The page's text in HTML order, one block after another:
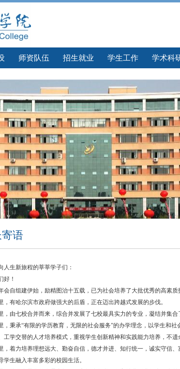
师资队伍 招生就业 学生工作 学术科
语
人生新旅程的莘莘学子们：
！
自组建伊始，励精图治十五载，已为社会培养了大批优秀的高素质
有哈尔滨市政府做强大的后盾，正在迈出跨越式发展的步伐。
由七校合并而来，综合并发展了七校最具实力的专业，凝结并集合
秉承“有限的学历教育，无限的社会服务”的办学理念，以学生和社
工学交替的人才培养模式，重视学生创新精神和实践能力培养，不遗
着力培养理想远大、勤奋自信，德才并进、知行统一，诚实守信、
学生融入丰富多彩的校园生活。